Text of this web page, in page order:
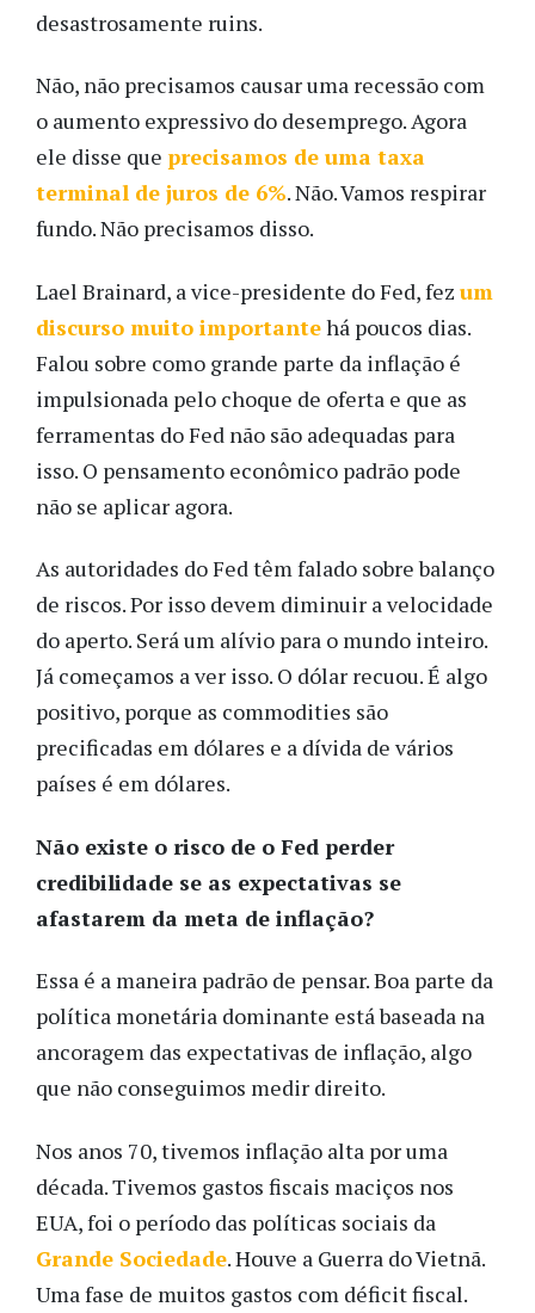
desastrosamente ruins.
Não, não precisamos causar uma recessão com
o aumento expressivo do desemprego. Agora
ele disse que precisamos de uma taxa
terminal de juros de 6%. Não. Vamos respirar
fundo. Não precisamos disso.
Lael Brainard, a vice-presidente do Fed, fez um
discurso muito importantehá poucos dias.
Falou sobre como grande parte da inflação é
impulsionada pelo choque de oferta e que as
ferramentas do Fed não são adequadas para
isso. O pensamento econômico padrão pode
não se aplicar agora.
As autoridades do Fed têm falado sobre balanço
de riscos. Por isso devem diminuir a velocidade
do aperto. Será um alívio para o mundo inteiro.
Já começamos a ver isso. O dólar recuou. É algo
positivo, porque as commodities são
precificadas em dólares e a dívida de vários
países é em dólares.
Não existe o risco de o Fed perder
credibilidade se as expectativas se
afastarem da meta de inflação?
Essa é a maneira padrão de pensar. Boa parte da
política monetária dominante está baseada na
ancoragem das expectativas de inflação, algo
que não conseguimos medir direito.
Nos anos 70, tivemos inflação alta por uma
década. Tivemos gastos fiscais maciços nos
EUA, foi o período das políticas sociais da
Grande Sociedade. Houve a Guerra do Vietnã.
Uma fase de muitos gastos com déficit fiscal.